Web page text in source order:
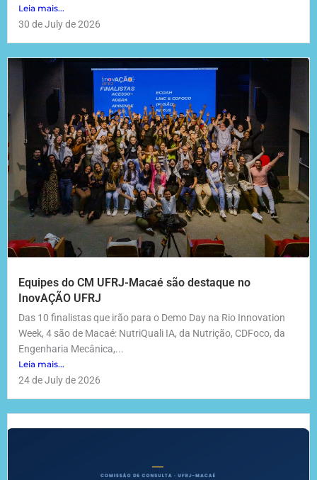
Leia mais...
30 de July de 2026
Equipes do CM UFRJ-Macaé são destaque no
InovAÇÃO UFRJ
Das 10 finalistas que irão para o Demo Day na Rio Innovation
Week, 4 são de Macaé: NutriQuali IA, da Nutrição, CDFoco, da
Engenharia Mecânica,...
Leia mais...
24 de July de 2026